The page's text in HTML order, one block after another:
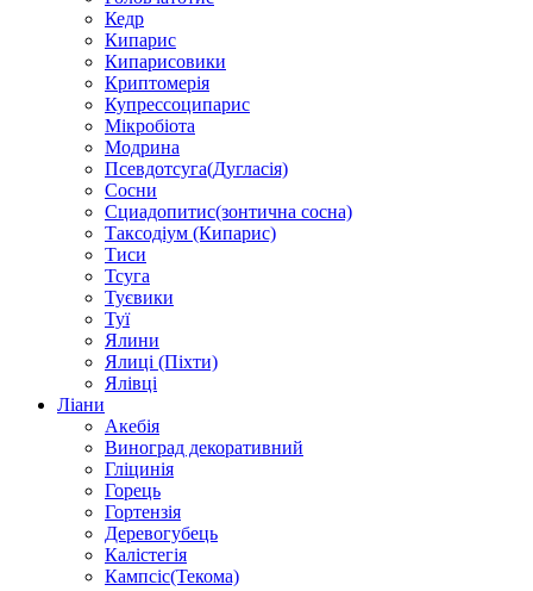
Кедр
Кипарис
Кипарисовики
Криптомерія
Купрессоципарис
Мікробіота
Модрина
Псевдотсуга(Дугласія)
Сосни
Сциадопитис(зонтична сосна)
Таксодіум (Кипарис)
Тиси
Тсуга
Туєвики
Туї
Ялини
Ялиці (Піхти)
Ялівці
Ліани
Акебія
Виноград декоративний
Гліцинія
Горець
Гортензія
Деревогубець
Калістегія
Кампсіс(Текома)